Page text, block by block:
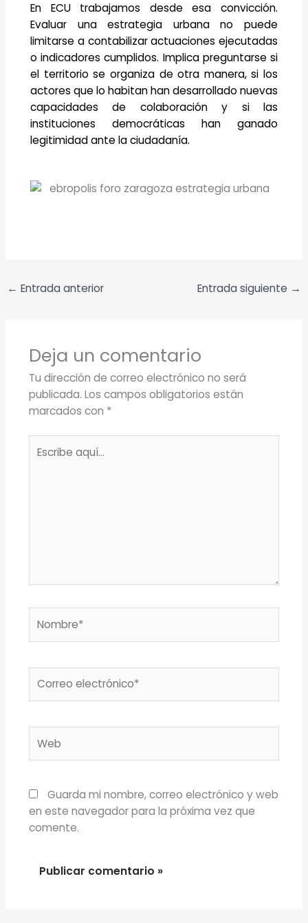
En ECU trabajamos desde esa convicción.
Evaluar una estrategia urbana no puede
limitarse a contabilizar actuaciones ejecutadas
o indicadores cumplidos. Implica preguntarse si
el territorio se organiza de otra manera, si los
actores que lo habitan han desarrollado nuevas
capacidades de colaboración y si las
instituciones democráticas han ganado
legitimidad ante la ciudadanía.
← Entrada anterior Entrada siguiente →
Deja un comentario
Tu dirección de correo electrónico no será
publicada. Los campos obligatorios están
marcados con *
aquí...
electrónico*
Guarda mi nombre, correo electrónico y web
en este navegador para la próxima vez que
comente.